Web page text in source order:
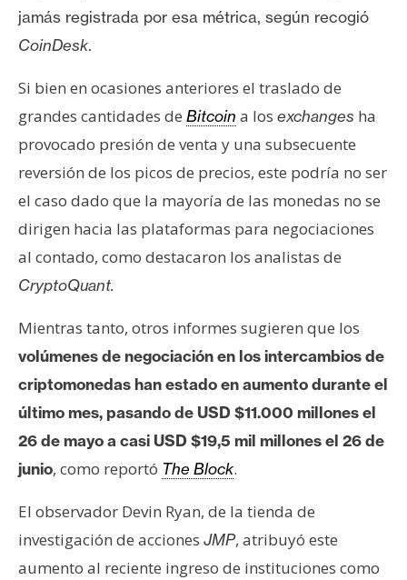
jamás registrada por esa métrica, según recogió
CoinDesk.
Si bien en ocasiones anteriores el traslado de
grandes cantidades de Bitcoin a los exchanges ha
provocado presión de venta y una subsecuente
reversión de los picos de precios, este podría no ser
el caso dado que la mayoría de las monedas no se
dirigen hacia las plataformas para negociaciones
al contado, como destacaron los analistas de
CryptoQuant.
Mientras tanto, otros informes sugieren que los
volúmenes de negociación en los intercambios de
criptomonedas han estado en aumento durante el
último mes, pasando de USD $11.000 millones el
26 de mayo a casi USD $19,5 mil millones el 26 de
junio, como reportó The Block.
El observador Devin Ryan, de la tienda de
investigación de acciones JMP, atribuyó este
aumento al reciente ingreso de instituciones como